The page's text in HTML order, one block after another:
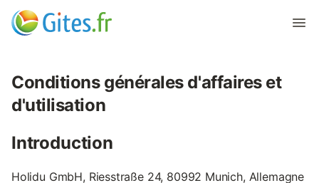
Conditions générales d'affaires et
d'utilisation
Introduction
Holidu GmbH, Riesstraße 24, 80992 Munich, Allemagne